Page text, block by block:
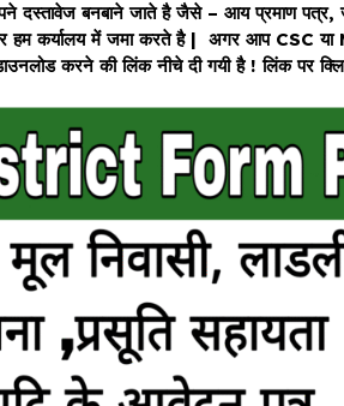
दस्तावेज बनबाने जाते है जैसे – आय प्रमाण पत्र,
हम कर्यालय में जमा करते है | अगर आप CSC
करने की लिंक नीचे दी गयी है ! लिंक पर